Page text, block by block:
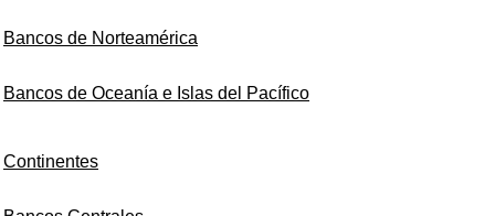
Bancos de Norteamérica
Bancos de Oceanía e Islas del Pacífico
Continentes